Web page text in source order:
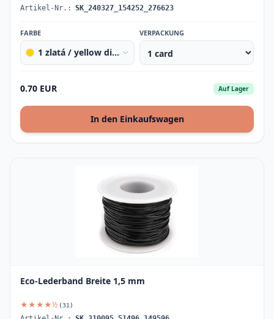
Artikel-Nr.: SK_240327_154252_276623
FARBE
1 zlatá / yellow different shades
VERPACKUNG
0.70 EUR Auf Lager
In den Einkaufswagen
Eco-Lederband Breite 1,5 mm
★★★★½ (31)